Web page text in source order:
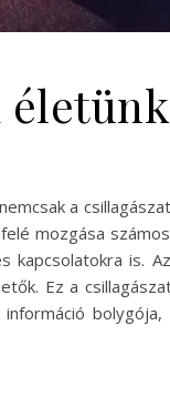
a
mozgása
kapcsolatokra is.
Ez a
bolygója,